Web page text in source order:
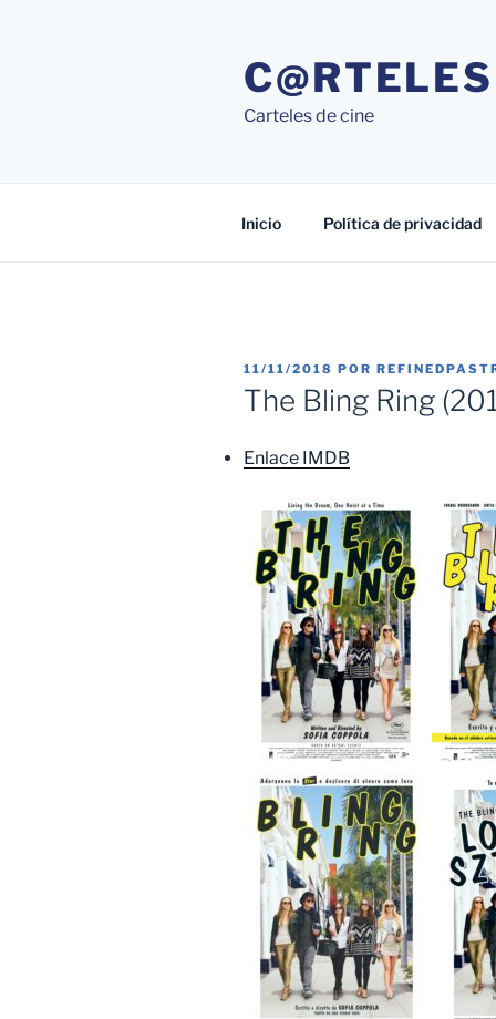
Carteles de cine
Inicio Política de privacidad
PUBLICADO
EL
11/11/2018 POR
The Bling Ring
Enlace IMDB